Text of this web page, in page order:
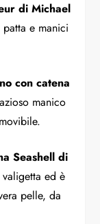
di Michael
e manici
con catena
manico
Seashell di
ed è
pelle, da